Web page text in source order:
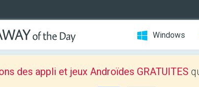
Windows
des appli et jeux Androïdes GRATUITES